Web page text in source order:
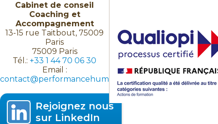
Cabinet de conseil
Coaching et
Accompagnement
13-15 rue Taitbout, 75009
Paris
75009 Paris
Tél.: +33 1 44 70 06 30
Email :
contact@performancehumaine.fr
Rejoignez nous
sur LinkedIn